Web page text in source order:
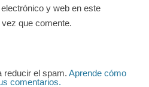
y web en este
que comente.
reducir el spam. Aprende cómo
comentarios.